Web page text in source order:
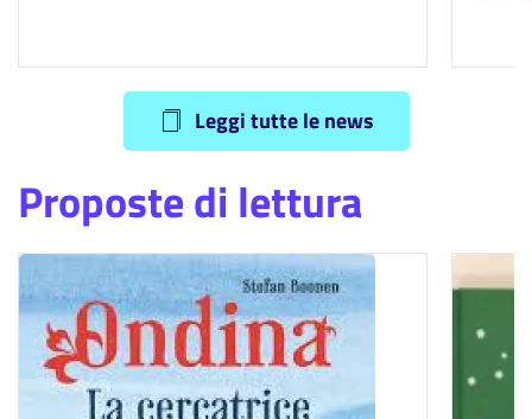
Leggi tutte le news
Proposte di lettura